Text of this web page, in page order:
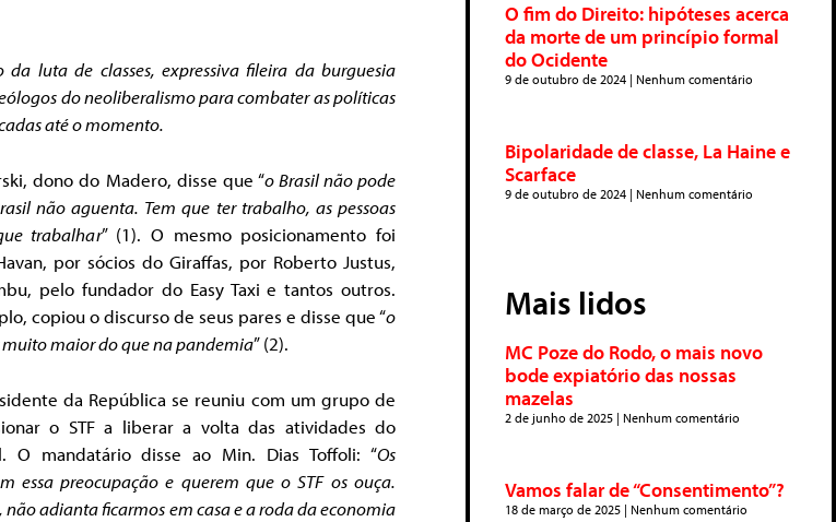
da luta de classes, expressiva fileira da burguesia
do neoliberalismo para combater as políticas
até o momento.
dono do Madero, disse que “o Brasil não pode
não aguenta. Tem que ter trabalho, as pessoas
trabalhar” (1). O mesmo posicionamento foi
por sócios do Giraffas, por Roberto Justus,
pelo fundador do Easy Taxi e tantos outros.
copiou o discurso de seus pares e disse que “o
maior do que na pandemia” (2).
da República se reuniu com um grupo de
o STF a liberar a volta das atividades do
O mandatário disse ao Min. Dias Toffoli: “Os
essa preocupação e querem que o STF os ouça.
adianta ficarmos em casa e a roda da economia
O fim do Direito: hipóteses acerca
da morte de um princípio formal
do Ocidente
9 de outubro de 2024 Nenhum comentário
Bipolaridade de classe, La Haine e
Scarface
9 de outubro de 2024 Nenhum comentário
Mais lidos
MC Poze do Rodo, o mais novo
bode expiatório das nossas
mazelas
2 de junho de 2025 Nenhum comentário
Vamos falar de “Consentimento”?
18 de março de 2025 Nenhum comentário